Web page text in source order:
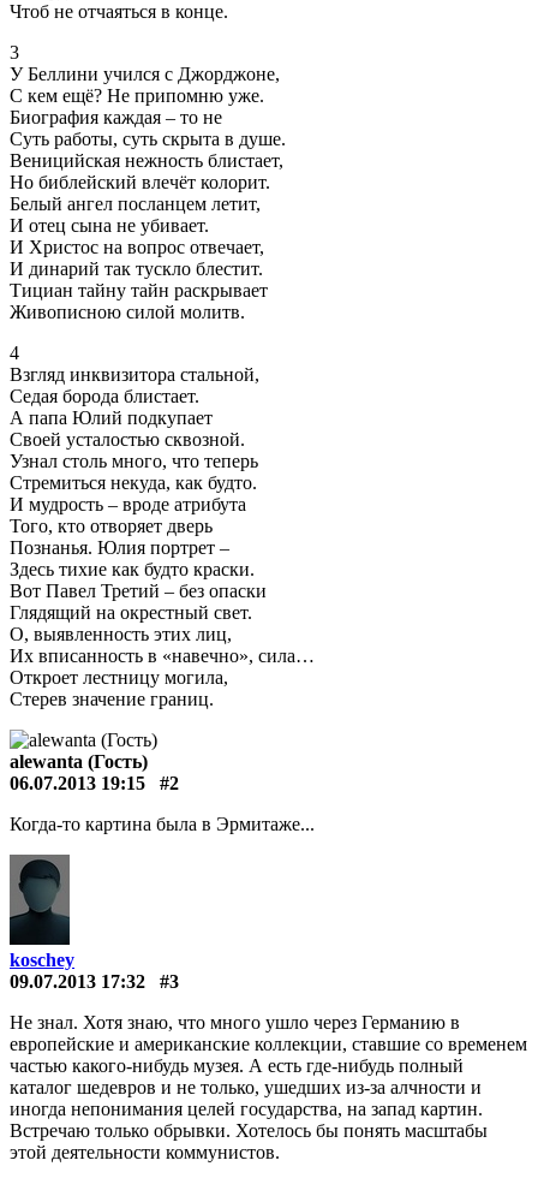
Чтоб не отчаяться в конце.
3
У Беллини учился с Джорджоне,
С кем ещё? Не припомню уже.
Биография каждая – то не
Суть работы, суть скрыта в душе.
Веницийская нежность блистает,
Но библейский влечёт колорит.
Белый ангел посланцем летит,
И отец сына не убивает.
И Христос на вопрос отвечает,
И динарий так тускло блестит.
Тициан тайну тайн раскрывает
Живописною силой молитв.
4
Взгляд инквизитора стальной,
Седая борода блистает.
А папа Юлий подкупает
Своей усталостью сквозной.
Узнал столь много, что теперь
Стремиться некуда, как будто.
И мудрость – вроде атрибута
Того, кто отворяет дверь
Познанья. Юлия портрет –
Здесь тихие как будто краски.
Вот Павел Третий – без опаски
Глядящий на окрестный свет.
О, выявленность этих лиц,
Их вписанность в «навечно», сила…
Откроет лестницу могила,
Стерев значение границ.
alewanta (Гость)
06.07.2013 19:15
#2
Когда-то картина была в Эрмитаже...
koschey
09.07.2013 17:32
#3
Не знал. Хотя знаю, что много ушло через Германию в
европейские и американские коллекции, ставшие со временем
частью какого-нибудь музея. А есть где-нибудь полный
каталог шедевров и не только, ушедших из-за алчности и
иногда непонимания целей государства, на запад картин.
Встречаю только обрывки. Хотелось бы понять масштабы
этой деятельности коммунистов.